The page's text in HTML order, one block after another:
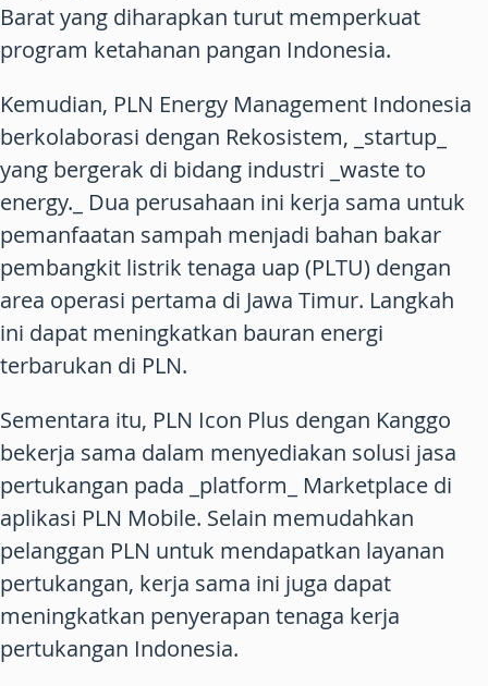
Barat yang diharapkan turut memperkuat
program ketahanan pangan Indonesia.
Kemudian, PLN Energy Management Indonesia
berkolaborasi dengan Rekosistem, _startup_
yang bergerak di bidang industri _waste to
energy._ Dua perusahaan ini kerja sama untuk
pemanfaatan sampah menjadi bahan bakar
pembangkit listrik tenaga uap (PLTU) dengan
area operasi pertama di Jawa Timur. Langkah
ini dapat meningkatkan bauran energi
terbarukan di PLN.
Sementara itu, PLN Icon Plus dengan Kanggo
bekerja sama dalam menyediakan solusi jasa
pertukangan pada _platform_ Marketplace di
aplikasi PLN Mobile. Selain memudahkan
pelanggan PLN untuk mendapatkan layanan
pertukangan, kerja sama ini juga dapat
meningkatkan penyerapan tenaga kerja
pertukangan Indonesia.